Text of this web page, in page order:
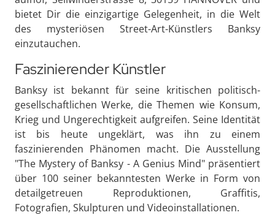
bietet Dir die einzigartige Gelegenheit, in die Welt
des mysteriösen Street-Art-Künstlers Banksy
einzutauchen.
Faszinierender Künstler
Banksy ist bekannt für seine kritischen politisch-
gesellschaftlichen Werke, die Themen wie Konsum,
Krieg und Ungerechtigkeit aufgreifen. Seine Identität
ist bis heute ungeklärt, was ihn zu einem
faszinierenden Phänomen macht. Die Ausstellung
"The Mystery of Banksy - A Genius Mind" präsentiert
über 100 seiner bekanntesten Werke in Form von
detailgetreuen Reproduktionen, Graffitis,
Fotografien, Skulpturen und Videoinstallationen.